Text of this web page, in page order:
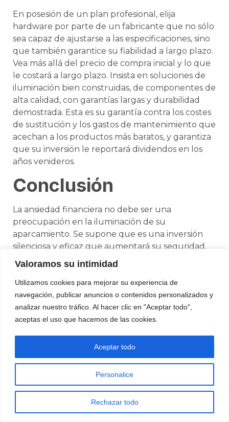
Valoramos su intimidad
Utilizamos cookies para mejorar su experiencia de
navegación, publicar anuncios o contenidos personalizados y
analizar nuestro tráfico. Al hacer clic en "Aceptar todo",
aceptas el uso que hacemos de las cookies.
Personalice
Rechazar todo
Aceptar todo
En posesión de un plan profesional, elija
hardware por parte de un fabricante que no sólo
sea capaz de ajustarse a las especificaciones, sino
que también garantice su fiabilidad a largo plazo.
Vea más allá del precio de compra inicial y lo que
le costará a largo plazo. Insista en soluciones de
iluminación bien construidas, de componentes de
alta calidad, con garantías largas y durabilidad
demostrada. Esta es su garantía contra los costes
de sustitución y los gastos de mantenimiento que
acechan a los productos más baratos, y garantiza
que su inversión le reportará dividendos en los
años venideros.
Conclusión
La ansiedad financiera no debe ser una
preocupación en la iluminación de su
aparcamiento. Se supone que es una inversión
silenciosa y eficaz que aumentará su seguridad,
reducirá los gastos de funcionamiento y
gastos invisibles de un sistema anticuado, ya sea
en términos de facturas de energía exorbitantes
y reparaciones constantes, o de costes de
exposición a una responsabilidad extrema, valen
Puede convertir este pasivo en una inversión de
alto rendimiento adoptando la esencia de un
diseño profesional e invirtiendo en hardware de
alto rendimiento. Un diseño de iluminación de
aparcamientos correctamente concebido, que
haga hincapié en la eficiencia energética y la